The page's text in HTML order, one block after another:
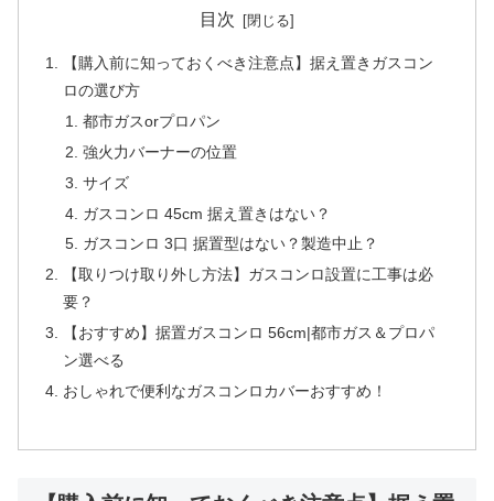
目次
【購入前に知っておくべき注意点】据え置きガスコン
ロの選び方
都市ガスorプロパン
強火力バーナーの位置
サイズ
ガスコンロ 45cm 据え置きはない？
ガスコンロ 3口 据置型はない？製造中止？
【取りつけ取り外し方法】ガスコンロ設置に工事は必
要？
【おすすめ】据置ガスコンロ 56cm|都市ガス＆プロパ
ン選べる
おしゃれで便利なガスコンロカバーおすすめ！